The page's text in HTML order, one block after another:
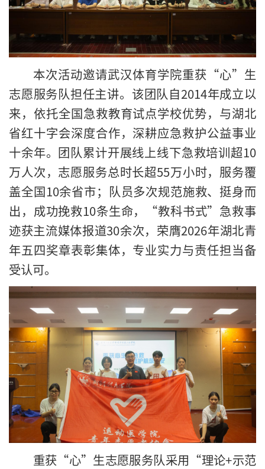
本次活动邀请武汉体育学院重获“心”生
志愿服务队担任主讲。该团队自2014年成立以
来，依托全国急救教育试点学校优势，与湖北
省红十字会深度合作，深耕应急救护公益事业
十余年。团队累计开展线上线下急救培训超10
万人次，志愿服务总时长超55万小时，服务覆
盖全国10余省市；队员多次规范施救、挺身而
出，成功挽救10条生命，“教科书式”急救事
迹获主流媒体报道30余次，荣膺2026年湖北青
年五四奖章表彰集体，专业实力与责任担当备
受认可。
重获“心”生志愿服务队采用“理论+示范